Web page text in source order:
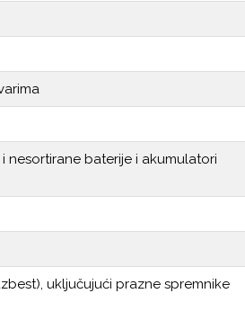
nesortirane baterije i akumulatori
uključujući prazne spremnike